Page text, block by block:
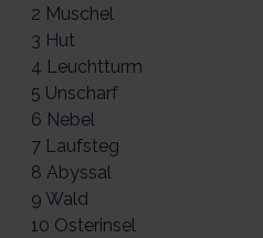
2 Muschel
3 Hut
4 Leuchtturm
5 Unscharf
6 Nebel
7 Laufsteg
8 Abyssal
9 Wald
10 Osterinsel